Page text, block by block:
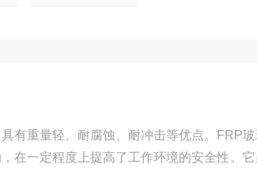
有重量轻、耐腐蚀、耐冲击等优点。FRP
在一定程度上提高了工作环境的安全性。